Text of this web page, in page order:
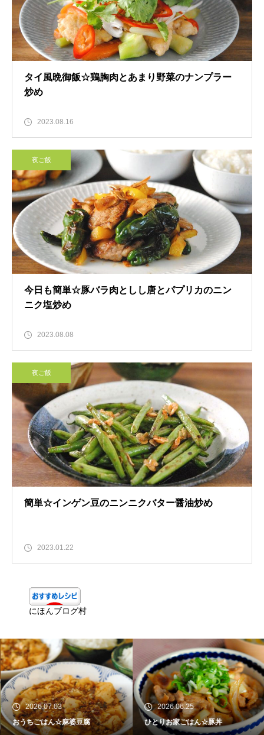
タイ風晩御飯☆鶏胸肉とあまり野菜のナンプラー
炒め
2023.08.16
夜ご飯
今日も簡単☆豚バラ肉としし唐とパプリカのニン
ニク塩炒め
2023.08.08
夜ご飯
簡単☆インゲン豆のニンニクバター醤油炒め
2023.01.22
にほんブログ村
2026.07.03
おうちごはん☆麻婆豆腐
2026.06.25
ひとりお家ごはん☆豚丼